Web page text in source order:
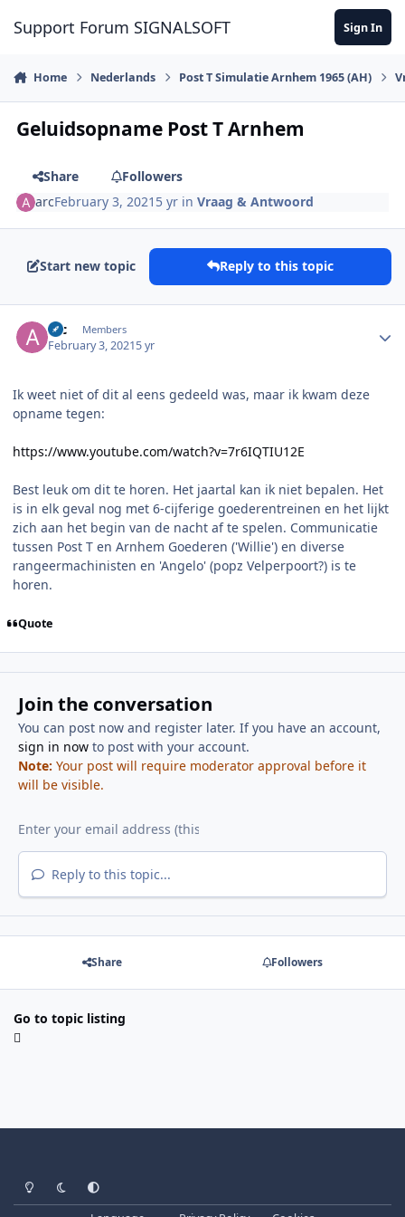
Support Forum SIGNALSOFT Sign In
Home Nederlands Post T Simulatie Arnhem 1965 (AH)
Geluidsopname Post T Arnhem
Share
Followers
arcFebruary 3, 2021 5 yr inVraag & Antwoord
Start new topic Reply to this topic
arc Members
February 3, 20215 yr
Ik weet niet of dit al eens gedeeld was, maar ik kwam deze
opname tegen:
https://www.youtube.com/watch?v=7r6IQTIU12E
Best leuk om dit te horen. Het jaartal kan ik niet bepalen. Het
is in elk geval nog met 6-cijferige goederentreinen en het lijkt
zich aan het begin van de nacht af te spelen. Communicatie
tussen Post T en Arnhem Goederen ('Willie') en diverse
rangeermachinisten en 'Angelo' (popz Velperpoort?) is te
horen.
Quote
Join the conversation
You can post now and register later. If you have an account,
sign in nowto post with your account.
Note: Your post will require moderator approval before it
will be visible.
Reply to this topic...
Share Followers
Go to topic listing
Light ModeDark ModeSystem Preference